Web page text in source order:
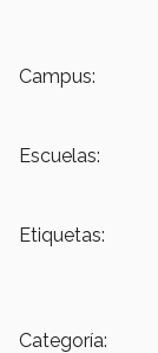
Campus:
Escuelas:
Etiquetas:
Categoría: